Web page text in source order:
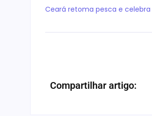
Ceará retoma pesca e
Compartilhar artigo: